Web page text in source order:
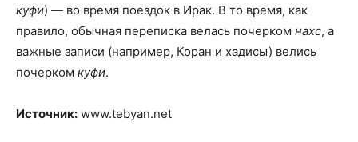
куфи) — во время поездок в Ирак. В то время, как
правило, обычная переписка велась почерком нахс, а
важные записи (например, Коран и хадисы) велись
почерком куфи.
Источник: www.tebyan.net